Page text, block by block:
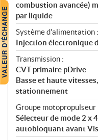
combustion avancée)
par liquide
Système d'alimentation :
Injection électronique
Transmission :
CVT primaire pDrive
Basse et haute
stationnement
Groupe motopropulseur
Sélecteur de mode 2 x
autobloquant avant